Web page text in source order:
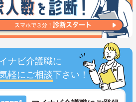
ナビ介護職に
軽にご相談下さい！